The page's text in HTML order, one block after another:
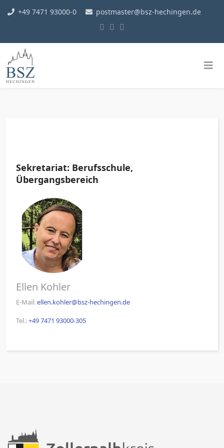
+49 7471 93000-0 postmaster@bsz-hechingen.de
Sekretariat: Berufsschule,
Übergangsbereich
Ellen Kohler
E-Mail:ellen.kohler@bsz-hechingen.de
Tel.:+49 7471 93000-305